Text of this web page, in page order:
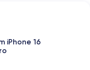
iPhone 16